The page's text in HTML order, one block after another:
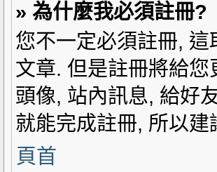
» 為什麼我必須註冊?
您不一定必須註冊,
文章. 但是註冊將給
頭像, 站內訊息, 給好
就能完成註冊, 所以
頁首